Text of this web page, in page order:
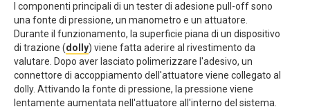
I componenti principali di un tester di adesione pull-off sono
una fonte di pressione, un manometro e un attuatore.
Durante il funzionamento, la superficie piana di un dispositivo
di trazione (dolly) viene fatta aderire al rivestimento da
valutare. Dopo aver lasciato polimerizzare l'adesivo, un
connettore di accoppiamento dell'attuatore viene collegato al
dolly. Attivando la fonte di pressione, la pressione viene
lentamente aumentata nell'attuatore all'interno del sistema.